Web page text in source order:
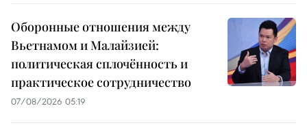
Оборонные отношения между
Вьетнамом и Малайзией:
политическая сплочённость и
практическое сотрудничество
07/08/2026 05:19